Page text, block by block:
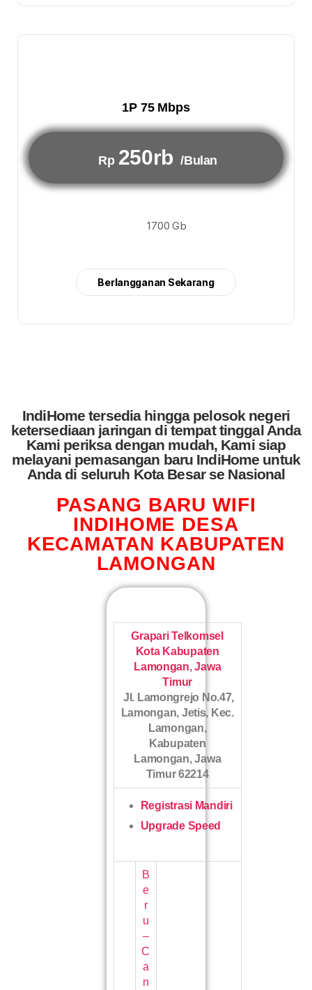
1P 75 Mbps
Rp 250rb /Bulan
1700 Gb
Berlangganan Sekarang
IndiHome tersedia hingga pelosok negeri
ketersediaan jaringan di tempat tinggal Anda
Kami periksa dengan mudah, Kami siap
melayani pemasangan baru IndiHome untuk
Anda di seluruh Kota Besar se Nasional
PASANG BARU WIFI
INDIHOME DESA
KECAMATAN KABUPATEN
LAMONGAN
Grapari Telkomsel
Kota Kabupaten
Lamongan,Jawa
Timur
Jl. Lamongrejo No.47,
Lamongan, Jetis, Kec.
Lamongan,
Kabupaten
Lamongan, Jawa
Timur 62214
Registrasi Mandiri
Upgrade Speed
B
e
r
u
–
C
a
n